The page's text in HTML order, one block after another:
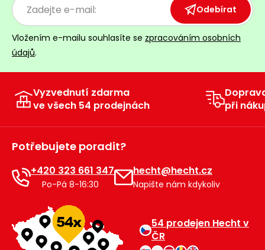
Odebírat
Vložením e-mailu souhlasíte se zpracováním osobních
údajů.
Vyzvednutí zdarma
ve všech 54 prodejnách
při
Potřebujete poradit?
+420 323 661 347
Po-Pá 8-16:30
hecht@hecht.cz
Napište nám kdykoliv
54 prodejen Hecht v
ČR